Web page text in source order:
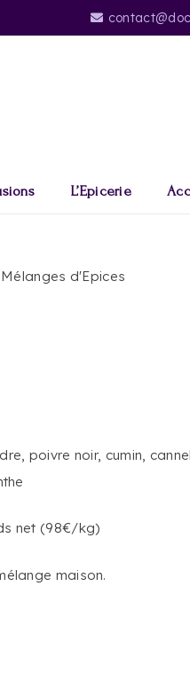
L’Epicerie
Mélanges d'Epices
poivre noir, cumin,
net (98€/kg)
maison.